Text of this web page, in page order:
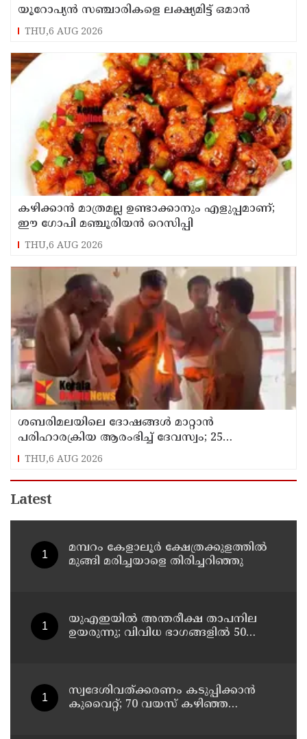
യൂറോപ്യന്‍ സഞ്ചാരികളെ ലക്ഷ്യമിട്ട് ഒമാന്‍
THU,6 AUG 2026
കഴിക്കാൻ മാത്രമല്ല ഉണ്ടാക്കാനും എളുപ്പമാണ്;
ഈ ഗോപി മഞ്ചൂരിയൻ റെസിപ്പി
THU,6 AUG 2026
ശബരിമലയിലെ ദോഷങ്ങൾ മാറ്റാൻ
പരിഹാരക്രിയ ആരംഭിച്ച് ദേവസ്വം; 25
ക്ഷേത്രങ്ങളിൽ പ്രത്യേക പൂജ
THU,6 AUG 2026
Latest
മമ്പറം കേളാലൂർ ക്ഷേത്രക്കുളത്തിൽ
മുങ്ങി മരിച്ചയാളെ തിരിച്ചറിഞ്ഞു
യുഎഇയില്‍ അന്തരീക്ഷ താപനില
ഉയരുന്നു; വിവിധ ഭാഗങ്ങളില്‍ 50
സ്വദേശിവത്ക്കരണം കടുപ്പിക്കാന്‍
കുവൈറ്റ്; 70 വയസ് കഴിഞ്ഞ